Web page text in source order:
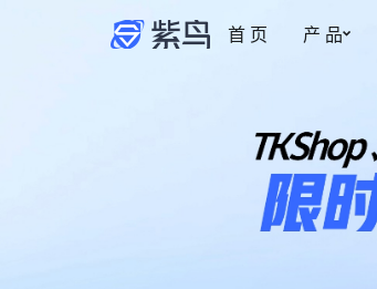
首 页 产 品
为账号提供安全专属的登录环境